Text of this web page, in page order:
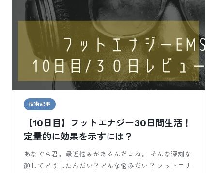
技術記事
【10日目】フットエナジー30日間生活！
定量的に効果を示すには？
あなぐら君。最近悩みがあるんだよね。 そんな深刻な
顔してどうしたんだい？どんな悩みだい？ フットエナ